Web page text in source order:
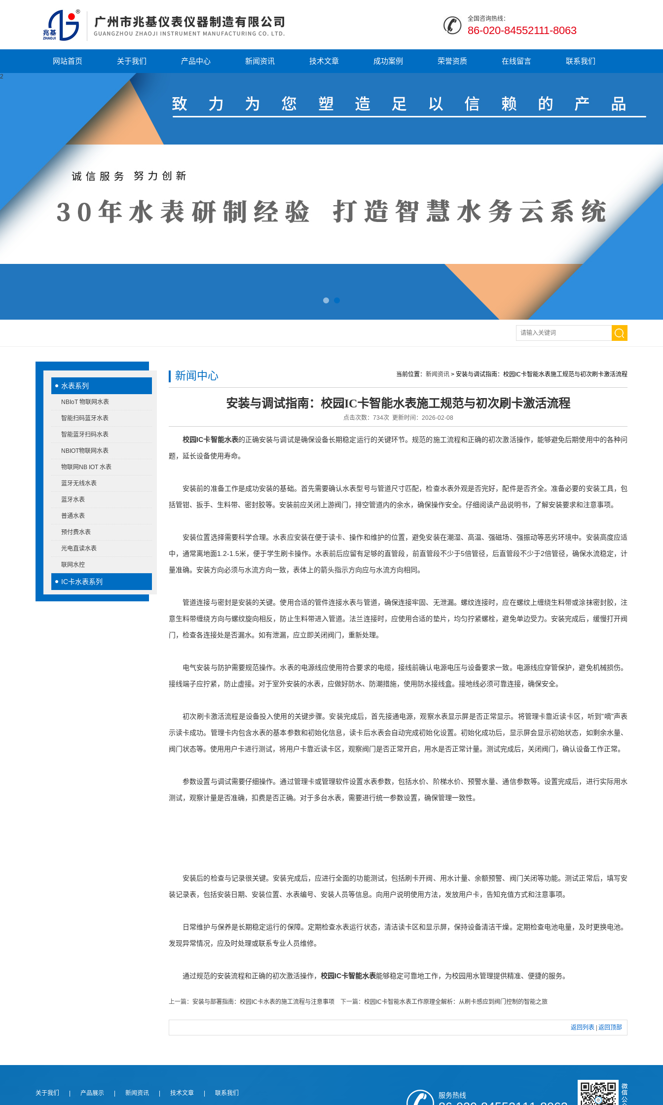
全国咨询热线：
86-020-84552111-8063
网站首页 关于我们 产品中心 新闻资讯 技术文章 成功案例 荣誉资质 在线留言 联系我们
2
水表系列
NBIoT 物联网水表
智能扫码蓝牙水表
智能蓝牙扫码水表
NBIOT物联网水表
物联网NB IOT 水表
蓝牙无线水表
蓝牙水表
普通水表
预付费水表
光电直读水表
联网水控
IC卡水表系列
当前位置： 新闻资讯 > 安装与调试指南：校园IC卡智能水表施工规范与初次刷卡激活流程
新闻中心
安装与调试指南：校园IC卡智能水表施工规范与初次刷卡激活流程
点击次数：734次 更新时间：2026-02-08
校园IC卡智能水表的正确安装与调试是确保设备长期稳定运行的关键环节。规范的施工流程和正确的初次激活操作，能够避免后期使用中的各种问
题，延长设备使用寿命。
安装前的准备工作是成功安装的基础。首先需要确认水表型号与管道尺寸匹配，检查水表外观是否完好，配件是否齐全。准备必要的安装工具，包
括管钳、扳手、生料带、密封胶等。安装前应关闭上游阀门，排空管道内的余水，确保操作安全。仔细阅读产品说明书，了解安装要求和注意事项。
安装位置选择需要科学合理。水表应安装在便于读卡、操作和维护的位置，避免安装在潮湿、高温、强磁场、强振动等恶劣环境中。安装高度应适
中，通常离地面1.2-1.5米，便于学生刷卡操作。水表前后应留有足够的直管段，前直管段不少于5倍管径，后直管段不少于2倍管径，确保水流稳定，计
量准确。安装方向必须与水流方向一致，表体上的箭头指示方向应与水流方向相同。
管道连接与密封是安装的关键。使用合适的管件连接水表与管道，确保连接牢固、无泄漏。螺纹连接时，应在螺纹上缠绕生料带或涂抹密封胶，注
意生料带缠绕方向与螺纹旋向相反，防止生料带进入管道。法兰连接时，应使用合适的垫片，均匀拧紧螺栓，避免单边受力。安装完成后，缓慢打开阀
门，检查各连接处是否漏水。如有泄漏，应立即关闭阀门，重新处理。
电气安装与防护需要规范操作。水表的电源线应使用符合要求的电缆，接线前确认电源电压与设备要求一致。电源线应穿管保护，避免机械损伤。
接线端子应拧紧，防止虚接。对于室外安装的水表，应做好防水、防潮措施，使用防水接线盒。接地线必须可靠连接，确保安全。
初次刷卡激活流程是设备投入使用的关键步骤。安装完成后，首先接通电源，观察水表显示屏是否正常显示。将管理卡靠近读卡区，听到"嘀"声表
示读卡成功。管理卡内包含水表的基本参数和初始化信息，读卡后水表会自动完成初始化设置。初始化成功后，显示屏会显示初始状态，如剩余水量、
阀门状态等。使用用户卡进行测试，将用户卡靠近读卡区，观察阀门是否正常开启，用水是否正常计量。测试完成后，关闭阀门，确认设备工作正常。
参数设置与调试需要仔细操作。通过管理卡或管理软件设置水表参数，包括水价、阶梯水价、预警水量、通信参数等。设置完成后，进行实际用水
测试，观察计量是否准确，扣费是否正确。对于多台水表，需要进行统一参数设置，确保管理一致性。
安装后的检查与记录很关键。安装完成后，应进行全面的功能测试，包括刷卡开阀、用水计量、余额预警、阀门关闭等功能。测试正常后，填写安
装记录表，包括安装日期、安装位置、水表编号、安装人员等信息。向用户说明使用方法，发放用户卡，告知充值方式和注意事项。
日常维护与保养是长期稳定运行的保障。定期检查水表运行状态，清洁读卡区和显示屏，保持设备清洁干燥。定期检查电池电量，及时更换电池。
发现异常情况，应及时处理或联系专业人员维修。
通过规范的安装流程和正确的初次激活操作， 校园IC卡智能水表能够稳定可靠地工作，为校园用水管理提供精准、便捷的服务。
上一篇： 安装与部署指南：校园IC卡水表的施工流程与注意事项 下一篇： 校园IC卡智能水表工作原理全解析：从刷卡感应到阀门控制的智能之旅
返回列表 返回顶部
关于我们 产品展示 新闻资讯 技术文章 联系我们 服务热线